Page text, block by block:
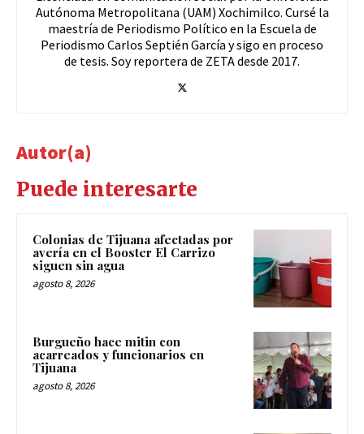
Autónoma Metropolitana (UAM) Xochimilco. Cursé la
maestría de Periodismo Político en la Escuela de
Periodismo Carlos Septién García y sigo en proceso
de tesis. Soy reportera de ZETA desde 2017.
Autor(a)
Puede interesarte
Colonias de Tijuana afectadas por
avería en el Booster El Carrizo
siguen sin agua
agosto 8, 2026
Burgueño hace mitin con
acarreados y funcionarios en
Tijuana
agosto 8, 2026